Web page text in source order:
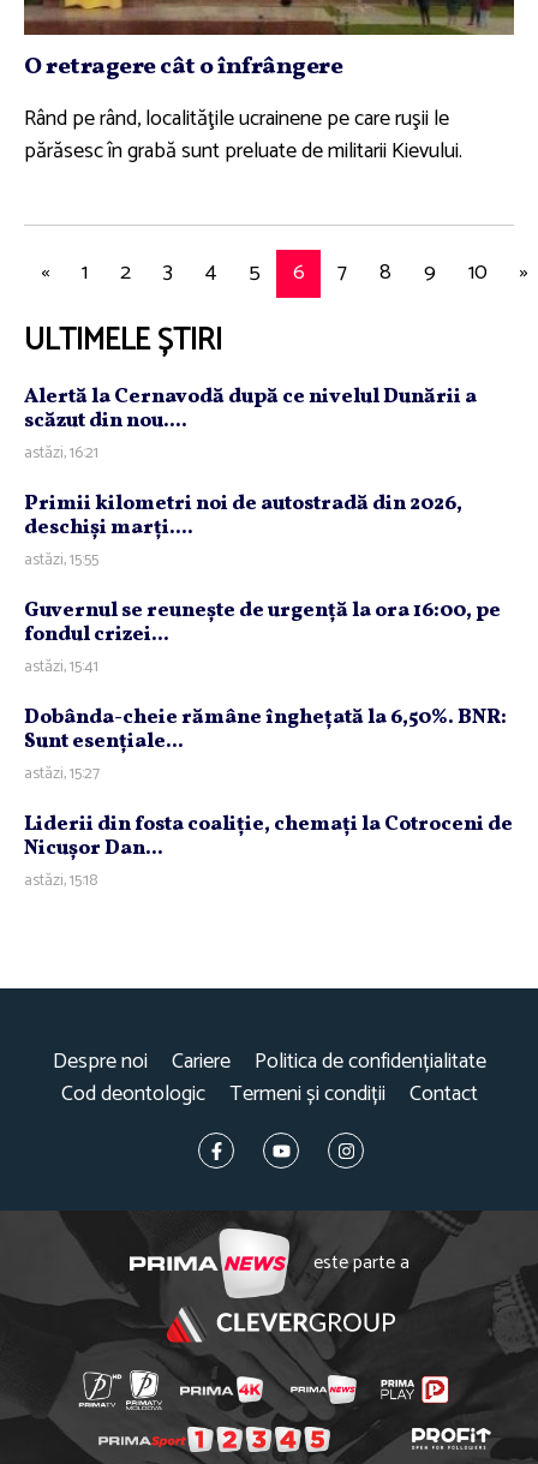
O retragere cât o înfrângere
Rând pe rând, localităţile ucrainene pe care ruşii le
părăsesc în grabă sunt preluate de militarii Kievului.
« 1 2 3 4 5 6 7 8 9 10 »
ULTIMELE ȘTIRI
Alertă la Cernavodă după ce nivelul Dunării a
scăzut din nou....
astăzi, 16:21
Primii kilometri noi de autostradă din 2026,
deschişi marţi....
astăzi, 15:55
Guvernul se reuneşte de urgenţă la ora 16:00, pe
fondul crizei...
astăzi, 15:41
Dobânda-cheie rămâne îngheţată la 6,50%. BNR:
Sunt esenţiale...
astăzi, 15:27
Liderii din fosta coaliţie, chemaţi la Cotroceni de
Nicuşor Dan...
astăzi, 15:18
Despre noi Cariere
Politica de confidențialitate
Cod deontologic
Termeni și condiții Contact
este parte a